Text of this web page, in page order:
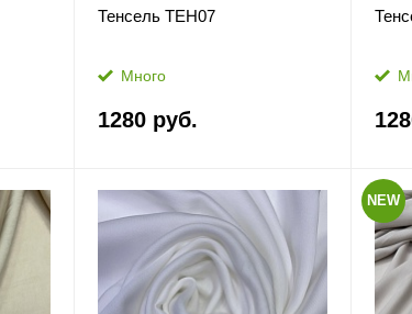
Тенсель ТЕН07
Много
1280 руб.
NEW